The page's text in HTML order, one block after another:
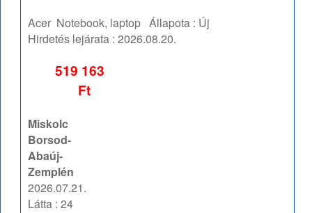
Acer Notebook, laptop Állapota : Új
Hirdetés lejárata :2026.08.20.
519 163
Ft
Miskolc
Borsod-
Abaúj-
Zemplén
2026.07.21.
Látta : 24